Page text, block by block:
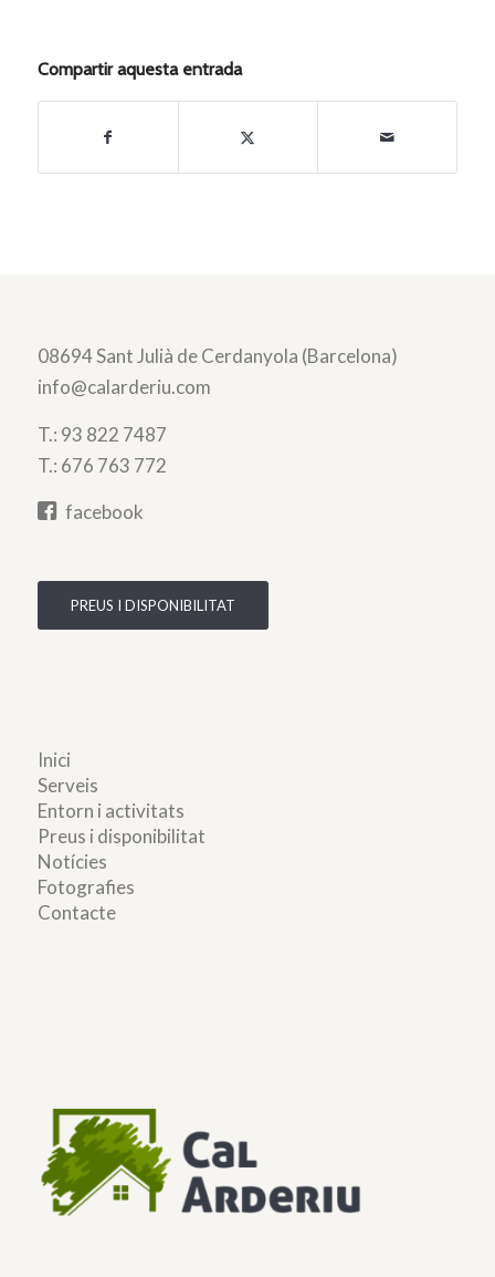
Compartir aquesta entrada
08694 Sant Julià de Cerdanyola (Barcelona)
info@calarderiu.com
T.: 93 822 7487
T.: 676 763 772
facebook
PREUS I DISPONIBILITAT
Inici
Serveis
Entorn i activitats
Preus i disponibilitat
Notícies
Fotografies
Contacte